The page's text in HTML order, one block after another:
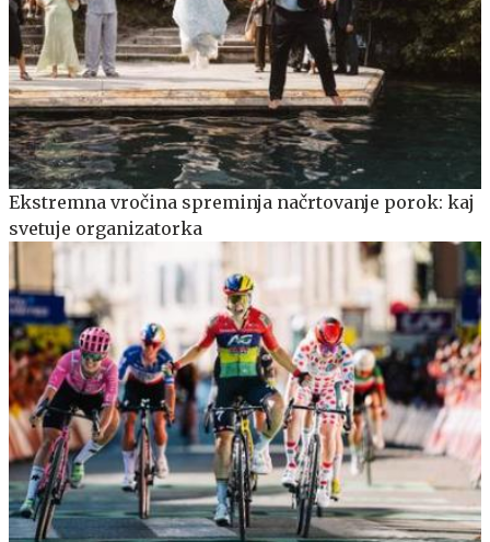
Ekstremna vročina spreminja načrtovanje porok: kaj
svetuje organizatorka